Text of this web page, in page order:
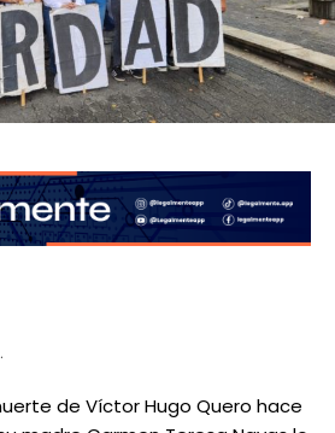
de Víctor Hugo Quero hace